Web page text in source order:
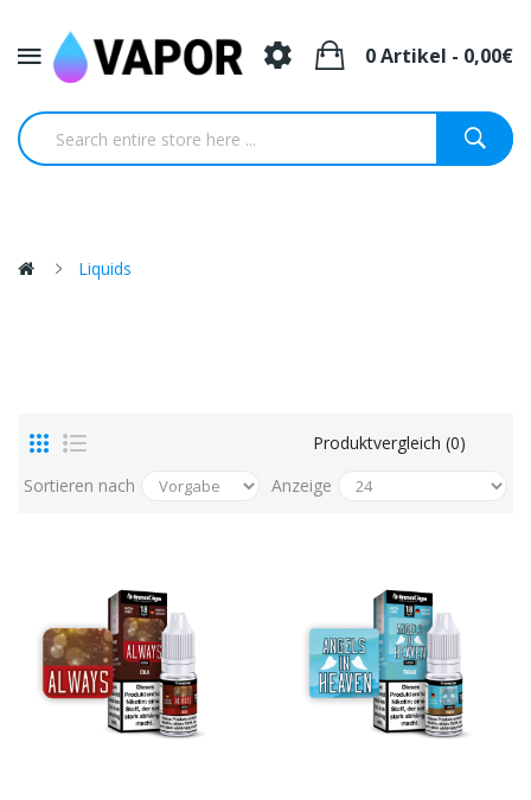
0 Artikel - 0,00€
Liquids
Produktvergleich (0)
Sortieren nach
Anzeige